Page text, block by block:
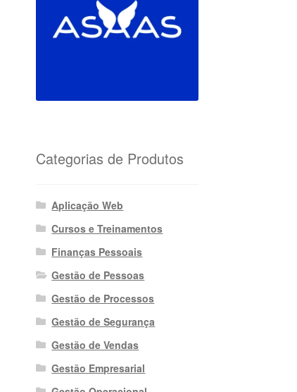
Categorias de Produtos
Aplicação Web
Cursos e Treinamentos
Finanças Pessoais
Gestão de Pessoas
Gestão de Processos
Gestão de Segurança
Gestão de Vendas
Gestão Empresarial